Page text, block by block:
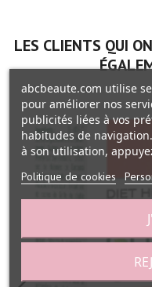
LES CLIENTS QUI
abcbeaute.com utilise
pour améliorer nos
publicités liées à vos
habitudes de
à son utilisation,
Politique de cookies